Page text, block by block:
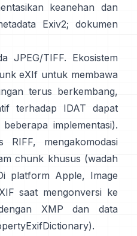
keanehan dan
Exiv2;dokumen
JPEG/TIFF. Ekosistem
eXIf untuk membawa
terus berkembang,
terhadap IDAT dapat
implementasi).
RIFF, mengakomodasi
chunk khusus (wadah
platform Apple, Image
saat mengonversi ke
XMP dan data
).